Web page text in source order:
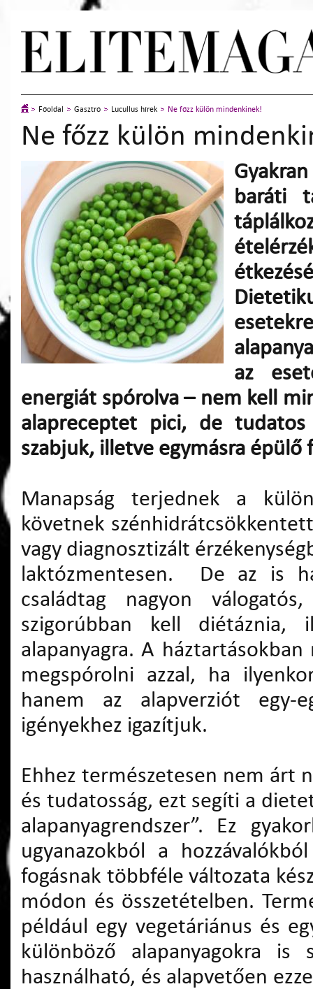
Főoldal Gasztró Lucullus hírek Ne főzz külön mindenkinek!
Ne főzz külön
baráti
az
energiát spórolva – nem kell
alapreceptet pici, de
szabjuk, illetve egymásra
Manapság terjednek a
követnek
vagy diagnosztizált
laktózmentesen. De az is
családtag nagyon
szigorúbban kell diétáznia,
alapanyagra. A
megspórolni azzal, ha
hanem az alapverziót egy-
igényekhez igazítjuk.
Ehhez természetesen nem árt
és tudatosság, ezt segíti a
alapanyagrendszer”. Ez
ugyanazokból a
fogásnak többféle változata
módon és összetételben.
például egy vegetáriánus és
különböző alapanyagokra
használható, és alapvetően